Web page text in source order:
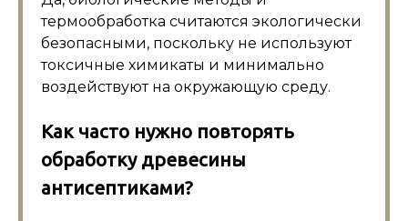
термообработка считаются экологически
безопасными, поскольку не используют
токсичные химикаты и минимально
воздействуют на окружающую среду.
Как часто нужно повторять
обработку древесины
антисептиками?